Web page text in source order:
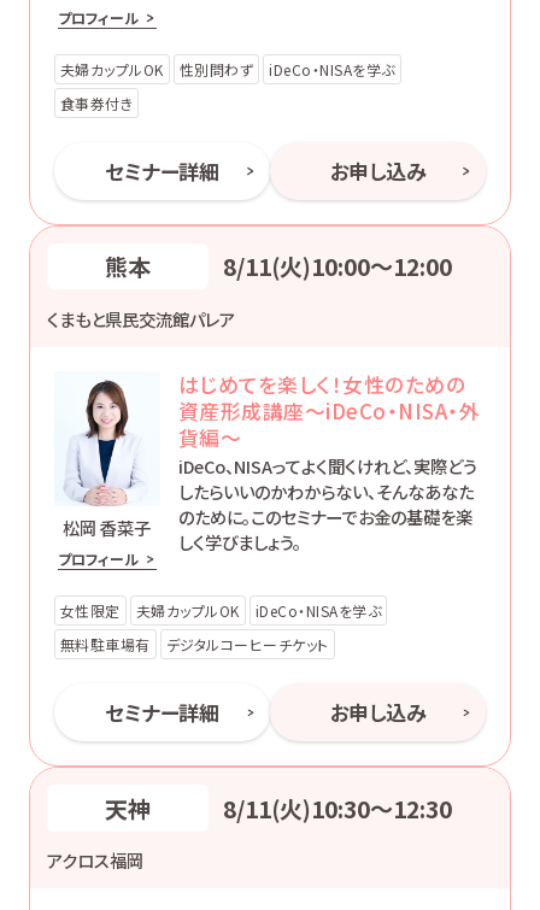
プロフィール
夫婦カップルOK 性別問わず
iDeCo・NISAを学ぶ
食事券付き
セミナー詳細 お申し込み
熊本 8/11(火)10:00〜12:00
くまもと県民交流館パレア
松岡 香菜子
プロフィール
はじめてを楽しく！女性のための
資産形成講座～iDeCo・NISA・外
貨編～
iDeCo、NISAってよく聞くけれど、実際どう
したらいいのかわからない、そんなあなた
のために。このセミナーでお金の基礎を楽
しく学びましょう。
女性限定 夫婦カップルOK
iDeCo・NISAを学ぶ
無料駐車場有
デジタルコーヒーチケット
セミナー詳細 お申し込み
天神 8/11(火)10:30〜12:30
アクロス福岡